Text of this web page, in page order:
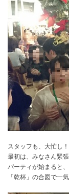
スタッフも、大忙し！
最初は、みなさん緊
パーティが始まると
「乾杯」の合図で一